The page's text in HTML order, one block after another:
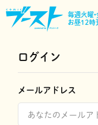
毎週火曜•
お昼12時
ログイン
メールアドレス